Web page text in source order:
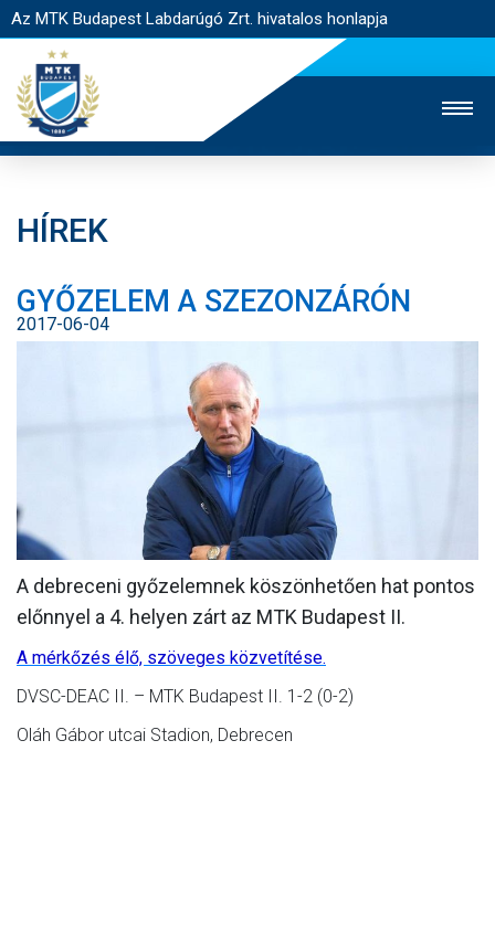
Az MTK Budapest Labdarúgó Zrt. hivatalos honlapja
JEGYÉRTÉKESÍTÉS
WEBSHOP
STADION
EGYESÜLET
KAPCSOLAT
NYITÓLAP
HÍREK
CSAPATOK
MÉRKŐZÉSEK
KLUB
GALÉRIA
SZURKOLÓI ÉLMÉNYEK
AKKREDITÁCIÓ
HÍREK
GYŐZELEM A SZEZONZÁRÓN
2017-06-04
A debreceni győzelemnek köszönhetően hat pontos
előnnyel a 4. helyen zárt az MTK Budapest II.
A mérkőzés élő, szöveges közvetítése.
DVSC-DEAC II. – MTK Budapest II. 1-2 (0-2)
Oláh Gábor utcai Stadion, Debrecen